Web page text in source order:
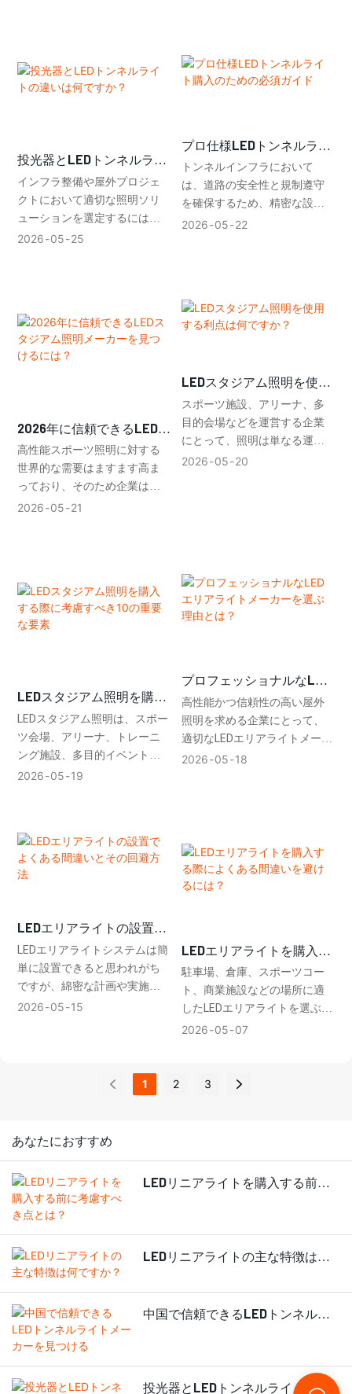
長から、オフィス、小売店、
倉庫、建築物などにおいて人
とです。
投光器とLEDトンネルライ
トの違いは何ですか？
インフラ整備や屋外プロジェ
クトにおいて適切な照明ソリ
ューションを選定するには、
用途に応じた設計や性能の違
には全く異なる状況や安全基
準に基づいて設計されていま
す。
2026 05 25
プロ仕様LEDトンネルライ
ト購入のための必須ガイド
トンネルインフラにおいて
は、道路の安全性と規制遵守
を確保するため、精密な設
計、定期的な照明、そして長
め、性能基準、耐久性、効率
性、そして供給業者の能力に
2026 05 22
2026年に信頼できるLEDス
タジアム照明メーカーを見
つけるには？
高性能スポーツ照明に対する
世界的な需要はますます高ま
っており、そのため企業はこ
れまで以上に戦略的にサプラ
力、コンプライアンス基準、
そして長期的なメンテナンス
サポートを綿密に検討するこ
2026 05 21
LEDスタジアム照明を使用
する利点は何ですか？
スポーツ施設、アリーナ、多
目的会場などを運営する企業
にとって、照明は単なる運営
上のニーズではなく、戦略的
2026 05 20
LEDスタジアム照明を購入
する際に考慮すべき10の重
要な要素
LEDスタジアム照明は、スポー
ツ会場、アリーナ、トレーニ
ング施設、多目的イベント施
設などを運営する企業にとっ
質、観客の体験、エネルギー
消費量、そして長期的な運用
コストに影響を与えます。
2026 05 19
プロフェッショナルなLED
エリアライトメーカーを選
ぶ理由とは？
高性能かつ信頼性の高い屋外
照明を求める企業にとって、
適切なLEDエリアライトメーカ
ーを選ぶことは、経営戦略上
スト、そして長期的な価値に
直接影響を与えます。
2026 05 18
LEDエリアライトの設置で
よくある間違いとその回避
方法
LEDエリアライトシステムは簡
単に設置できると思われがち
ですが、綿密な計画や実施を
怠ると、性能が低下するだけ
ーカーと提携する企業にとっ
て、長期的な効率性と信頼性
とが不可欠です。
2026 05 15
LEDエリアライトを購入す
る際によくある間違いを避
けるには？
駐車場、倉庫、スポーツコー
ト、商業施設などの場所に適
したLEDエリアライトを選ぶの
は、必ずしも容易ではありま
他の重要な詳細を見落として
2026 05 07
1 2 3
あなたにおすすめ
LEDリニアライトを購入する前に
LEDリニアライトの主な特徴は何
中国で信頼できるLEDトンネルラ
投光器とLEDトンネルライトの違